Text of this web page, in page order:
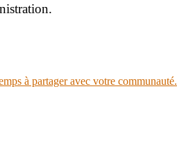
à partager avec votre communauté.